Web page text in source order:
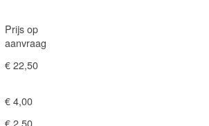
Prijs op
aanvraag
€ 22,50
€ 4,00
€ 2,50